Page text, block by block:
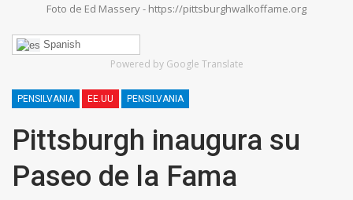
Foto de Ed Massery - https://pittsburghwalkoffame.org
Spanish
Powered by Google Translate
PENSILVANIA EE.UU PENSILVANIA
Pittsburgh inaugura su
Paseo de la Fama